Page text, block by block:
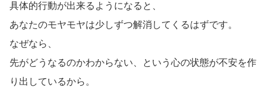
具体的行動が出来るようになると、
あなたのモヤモヤは少しずつ解消してくるはずです。
なぜなら、
先がどうなるのかわからない、という心の状態が不安を作
り出しているから。